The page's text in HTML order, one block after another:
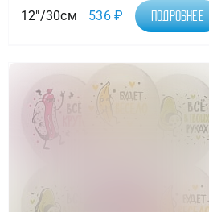
12"/30см 536₽ Подробнее